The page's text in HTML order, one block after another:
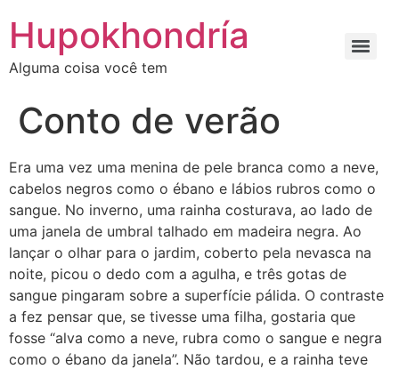
para
conteúdo
Hupokhondría
Alguma coisa você tem
Conto de verão
Era uma vez uma menina de pele branca como a neve,
cabelos negros como o ébano e lábios rubros como o
sangue. No inverno, uma rainha costurava, ao lado de
uma janela de umbral talhado em madeira negra. Ao
lançar o olhar para o jardim, coberto pela nevasca na
noite, picou o dedo com a agulha, e três gotas de
sangue pingaram sobre a superfície pálida. O contraste
a fez pensar que, se tivesse uma filha, gostaria que
fosse “alva como a neve, rubra como o sangue e negra
como o ébano da janela”. Não tardou, e a rainha teve